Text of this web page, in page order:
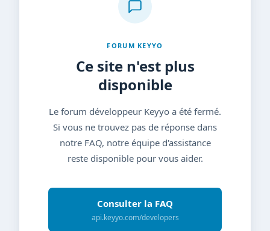
FORUM KEYYO
Ce site n'est plus
disponible
Le forum développeur Keyyo a été fermé.
Si vous ne trouvez pas de réponse dans
notre FAQ, notre équipe d'assistance
reste disponible pour vous aider.
Consulter la FAQ
api.keyyo.com/developers